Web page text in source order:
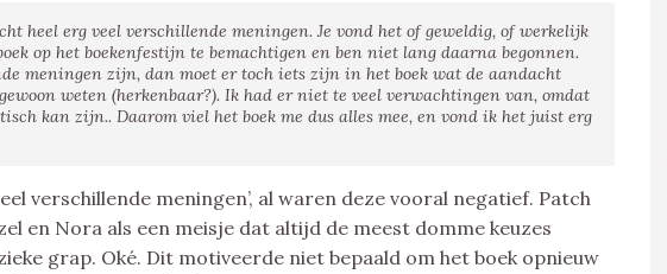
heel erg veel verschillende meningen. Je vond het of geweldig, of werkelijk
op het boekenfestijn te bemachtigen en ben niet lang daarna begonnen.
meningen zijn, dan moet er toch iets zijn in het boek wat de aandacht
weten (herkenbaar?). Ik had er niet te veel verwachtingen van, omdat
kan zijn.. Daarom viel het boek me dus alles mee, en vond ik het juist erg
verschillende meningen’, al waren deze vooral negatief. Patch
en Nora als een meisje dat altijd de meest domme keuzes
grap. Oké. Dit motiveerde niet bepaald om het boek opnieuw